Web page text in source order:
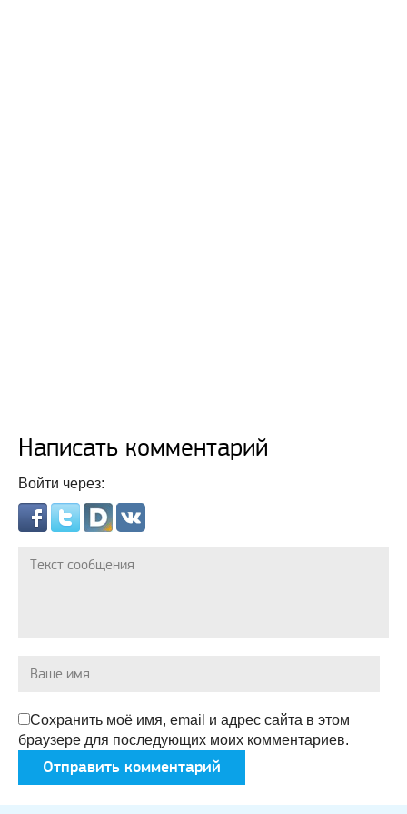
Написать комментарий
Войти через:
Сохранить моё имя, email и адрес сайта в этом
браузере для последующих моих комментариев.